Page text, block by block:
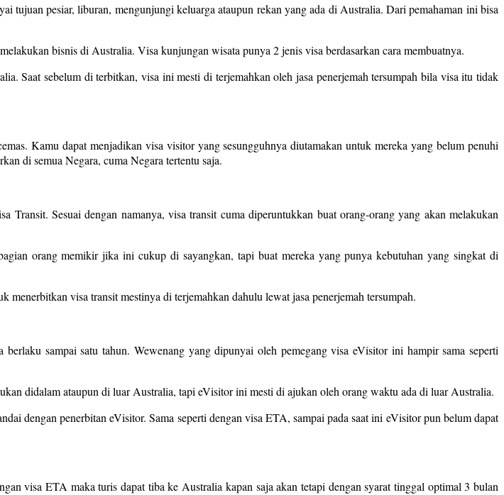
tujuan pesiar, liburan, mengunjungi keluarga ataupun rekan yang ada di Australia. Dari pemahaman ini bisa
bisnis di Australia. Visa kunjungan wisata punya 2 jenis visa berdasarkan cara membuatnya.
Saat sebelum di terbitkan, visa ini mesti di terjemahkan oleh jasa penerjemah tersumpah bila visa itu tidak
Kamu dapat menjadikan visa visitor yang sesungguhnya diutamakan untuk mereka yang belum penuhi
di semua Negara, cuma Negara tertentu saja.
Sesuai dengan namanya, visa transit cuma diperuntukkan buat orang-orang yang akan melakukan
orang memikir jika ini cukup di sayangkan, tapi buat mereka yang punya kebutuhan yang singkat di
visa transit mestinya di terjemahkan dahulu lewat jasa penerjemah tersumpah.
sampai satu tahun. Wewenang yang dipunyai oleh pemegang visa eVisitor ini hampir sama seperti
didalam ataupun di luar Australia, tapi eVisitor ini mesti di ajukan oleh orang waktu ada di luar Australia.
dengan penerbitan eVisitor. Sama seperti dengan visa ETA, sampai pada saat ini eVisitor pun belum dapat
visa ETA maka turis dapat tiba ke Australia kapan saja akan tetapi dengan syarat tinggal optimal 3 bulan